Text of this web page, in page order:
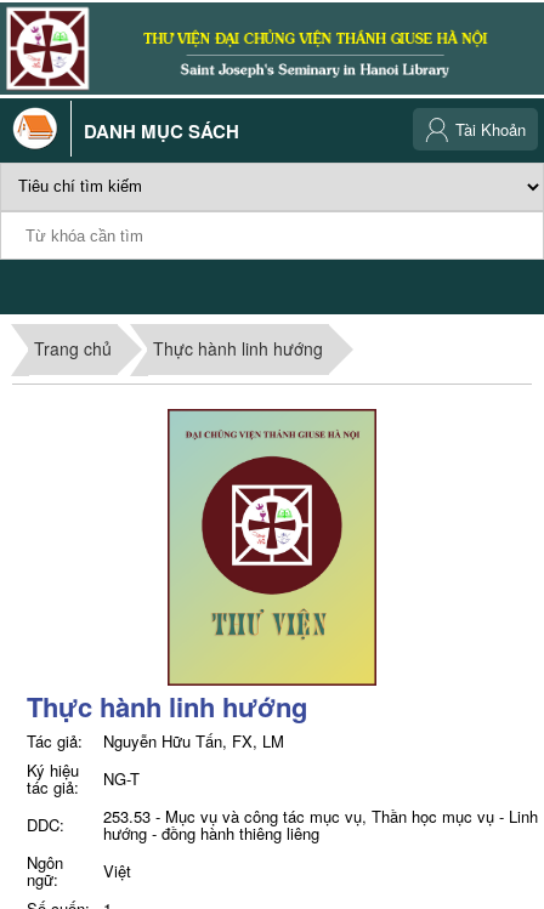
DANH MỤC SÁCH Tài Khoản
Trang chủ Thực hành linh hướng
Thực hành linh hướng
Tác giả:
Nguyễn Hữu Tấn, FX, LM
Ký hiệu
tác giả:
NG-T
DDC:
253.53 - Mục vụ và công tác mục vụ, Thần học mục vụ - Linh
hướng - đồng hành thiêng liêng
Ngôn
ngữ:
Việt